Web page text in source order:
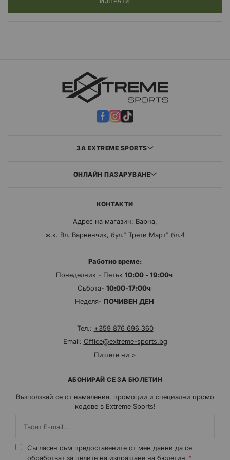
ЗА EXTREME SPORTS
ОНЛАЙН ПАЗАРУВАНЕ
КОНТАКТИ
Адрес на магазин: Варна,
ж.к. Вл. Варненчик, бул." Трети Март" бл.4
Работно време:
Понеделник - Петък 10:00 - 19:00ч
Събота- 10:00-17:00ч
Неделя- ПОЧИВЕН ДЕН
Тел.: +359 876 696 360
Email: Office@extreme-sports.bg
Пишете ни >
АБОНИРАЙ СЕ ЗА БЮЛЕТИН
Възползвай се от намаления, промоции и специални промо
кодове в Extreme Sports!
Съгласен съм предоставените от мен данни да се
обработват за целите на изпращане на бюлетин.